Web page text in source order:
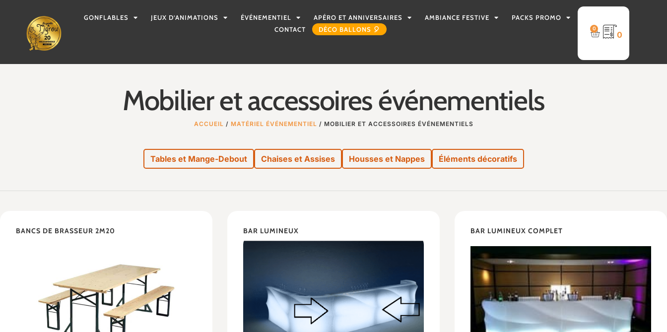
GONFLABLES JEUX D’ANIMATIONS ÉVÉNEMENTIEL APÉRO ET ANNIVERSAIRES AMBIANCE FESTIVE
PACKS PROMO
CONTACT
DÉCO BALLONS 🎈 0
0
Mobilier et accessoires événementiels
ACCUEIL / MATÉRIEL ÉVÉNEMENTIEL / MOBILIER ET ACCESSOIRES ÉVÉNEMENTIELS
Tables et Mange-Debout Chaises et Assises Housses et Nappes Éléments décoratifs
BANCS DE BRASSEUR 2M20 BAR LUMINEUX BAR LUMINEUX COMPLET